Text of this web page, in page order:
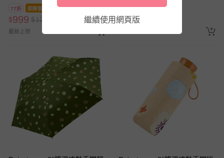
77折 即將售完
$999 $1290
最新上架
77折 即將售完
$999
繼續使用網頁版